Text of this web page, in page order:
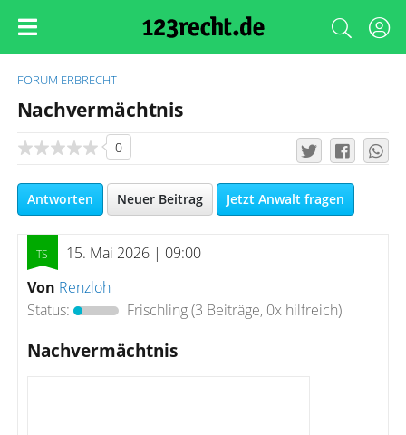
FORUM ERBRECHT
Nachvermächtnis
0
Antworten Neuer Beitrag Jetzt Anwalt fragen
15. Mai 2026 | 09:00
Von Renzloh
Status:
Frischling(3 Beiträge, 0x hilfreich)
Nachvermächtnis